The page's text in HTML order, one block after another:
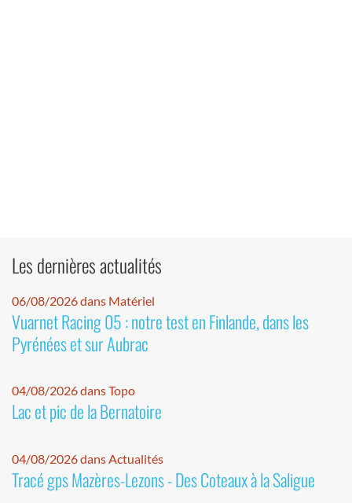
Les dernières actualités
06/08/2026 dans Matériel
Vuarnet Racing 05 : notre test en Finlande, dans les
Pyrénées et sur Aubrac
04/08/2026 dans Topo
Lac et pic de la Bernatoire
04/08/2026 dans Actualités
Tracé gps Mazères-Lezons - Des Coteaux à la Saligue